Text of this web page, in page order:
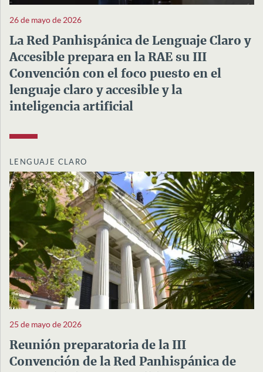
26 de mayo de 2026
La Red Panhispánica de Lenguaje Claro y
Accesible prepara en la RAE su III
Convención con el foco puesto en el
lenguaje claro y accesible y la
inteligencia artificial
LENGUAJE CLARO
25 de mayo de 2026
Reunión preparatoria de la III
Convención de la Red Panhispánica de